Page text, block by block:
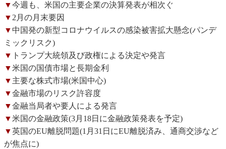
▼今週も、米国の主要企業の決算発表が相次ぐ
▼2月の月末要因
▼ 中国発の新型コロナウイルスの感染被害拡大懸念(パンデ
ミックリスク)
▼ トランプ大統領及び政権による決定や発言
▼米国の国債市場と長期金利
▼ 主要な株式市場(米国中心)
▼金融市場のリスク許容度
▼金融当局者や要人による発言
▼米国の金融政策(3月18日に金融政策発表を予定)
▼英国のEU離脱問題(1月31日にEU離脱済み、通商交渉など
が焦点に)